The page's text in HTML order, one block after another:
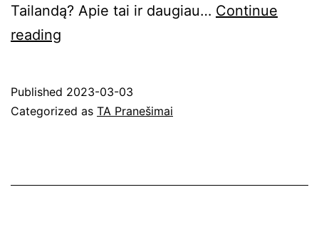
Tailandą? Apie tai ir daugiau… Continue
reading
translyčiai
Published 2023-03-03
Categorized as TA Pranešimai